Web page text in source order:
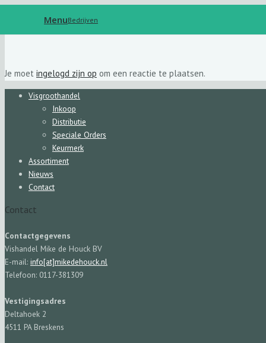
MenuBedrijven
Je moet ingelogd zijn op om een reactie te plaatsen.
Visgroothandel
Inkoop
Distributie
Speciale Orders
Keurmerk
Assortiment
Nieuws
Contact
Contact
Contactgegevens
Vishandel Mike de Houck BV
E-mail: info[at]mikedehouck.nl
Telefoon: 0117-381309
Vestigingsadres
Deltahoek 2
4511 PA Breskens